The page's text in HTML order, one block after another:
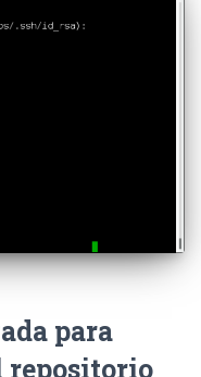
para
repositorio